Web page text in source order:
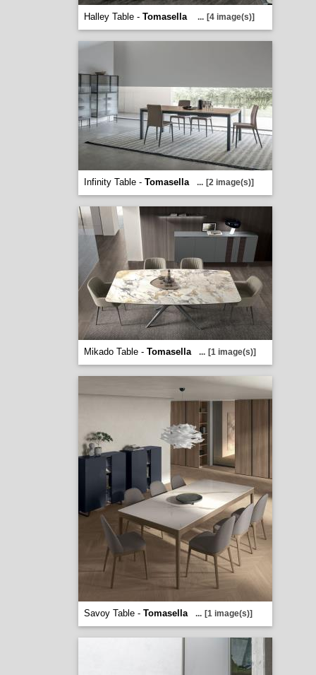
Halley Table - Tomasella ... [4 image(s)]
Infinity Table - Tomasella ... [2 image(s)]
Mikado Table - Tomasella ... [1 image(s)]
Savoy Table - Tomasella ... [1 image(s)]